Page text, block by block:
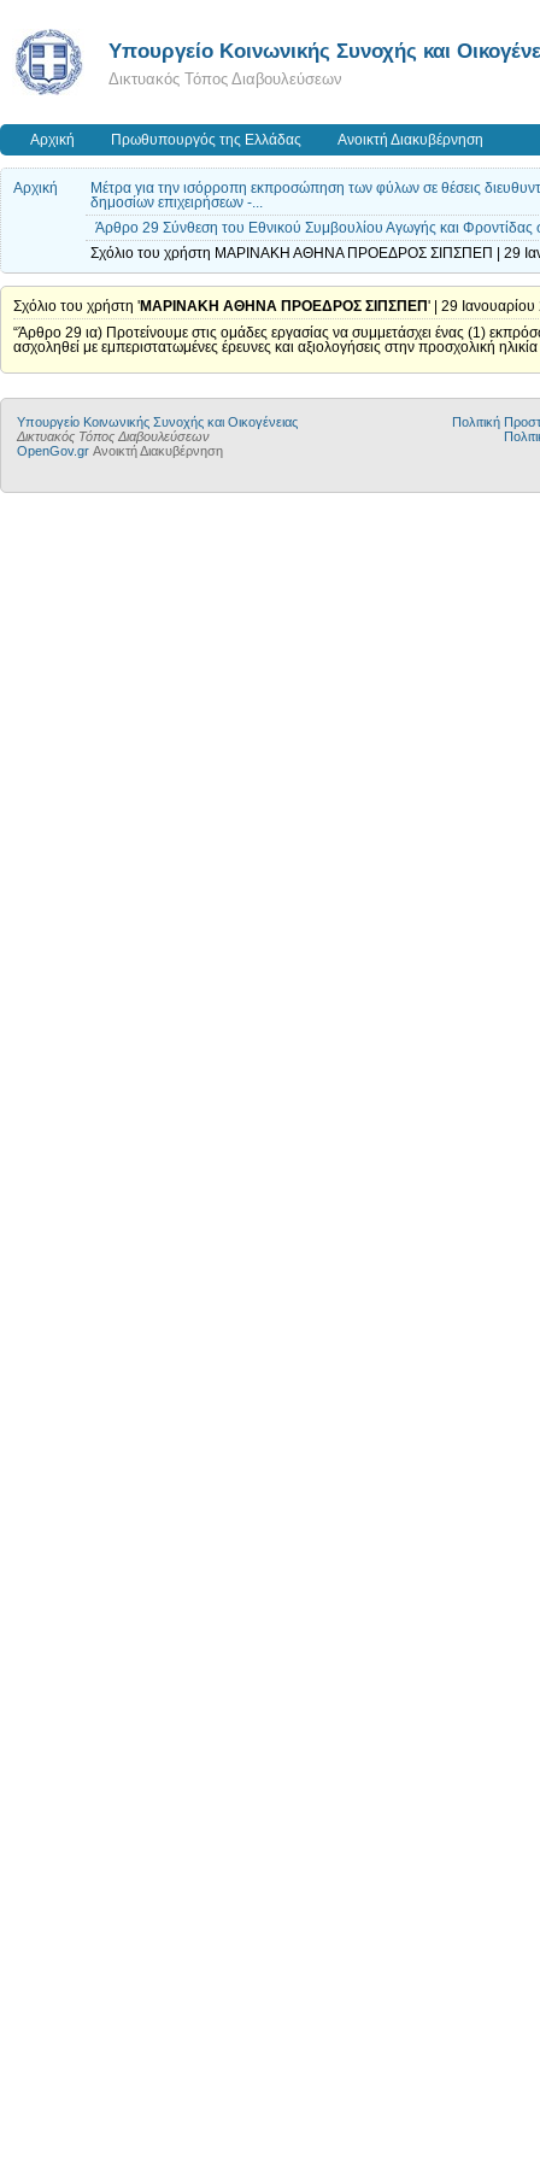
Υπουργείο Κοινωνικής Συνοχής και
Δικτυακός Τόπος Διαβουλεύσεων
Αρχική Πρωθυπουργός της Ελλάδας Ανοικτή Διακυβέρνηση
Αρχική
Μέτρα για την ισόρροπη εκπροσώπηση των φύλων σε θέσεις
δημοσίων επιχειρήσεων -...
Άρθρο 29 Σύνθεση του Εθνικού Συμβουλίου Αγωγής και
Σχόλιο του χρήστη ΜΑΡΙΝΑΚΗ ΑΘΗΝΑ ΠΡΟΕΔΡΟΣ ΣΙΠΣΠΕΠ | 29
Σχόλιο του χρήστη 'ΜΑΡΙΝΑΚΗ ΑΘΗΝΑ ΠΡΟΕΔΡΟΣ ΣΙΠΣΠΕΠ' | 29
“Άρθρο 29 ια) Προτείνουμε στις ομάδες εργασίας να συμμετάσχει ένας (1)
ασχοληθεί με εμπεριστατωμένες έρευνες και αξιολογήσεις στην προσχολική
Υπουργείο Κοινωνικής Συνοχής και Οικογένειας
Δικτυακός Τόπος Διαβουλεύσεων
OpenGov.gr Ανοικτή Διακυβέρνηση
Πολιτική